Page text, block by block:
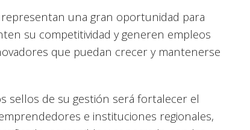
representan una gran oportunidad para
su competitividad y generen empleos
que puedan crecer y mantenerse
sellos de su gestión será fortalecer el
e instituciones regionales,